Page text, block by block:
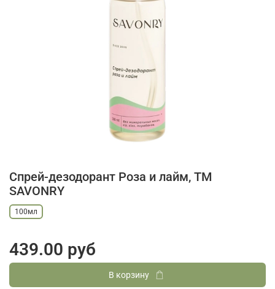
Спрей-дезодорант Роза и лайм, ТМ
SAVONRY
100мл
439.00 руб
В корзину